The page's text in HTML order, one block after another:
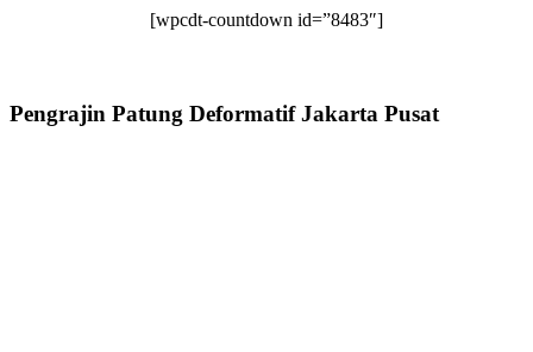
[wpcdt-countdown id=”8483″]
Pengrajin Patung Deformatif Jakarta Pusat